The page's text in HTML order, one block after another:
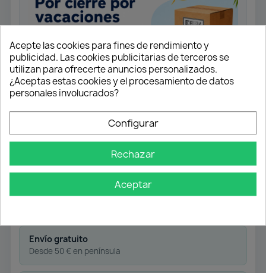
Tirador de barra acero macizo
acabado Negro.
Elije la medida de largo entre ejes que
necesites.
Medidas entre ejes disponibles en
mm: 96 - 128 - 160 - 196
Envío gratuito
Desde 50 € en península
Acepte las cookies para fines de rendimiento y
publicidad. Las cookies publicitarias de terceros se
utilizan para ofrecerte anuncios personalizados.
¿Aceptas estas cookies y el procesamiento de datos
personales involucrados?
Configurar
Rechazar
Aceptar